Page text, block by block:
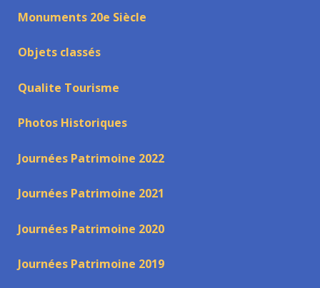
Monuments 20e Siècle
Objets classés
Qualite Tourisme
Photos Historiques
Journées Patrimoine 2022
Journées Patrimoine 2021
Journées Patrimoine 2020
Journées Patrimoine 2019